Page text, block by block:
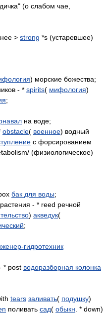
(о слабом чае,
> strong *s (устаревшее)
) морские божества;
- * spirits( мифология)
;
на воде;
obstacle( военное) водный
с форсированием
(физиологическое)
бак для воды;
- * reed речной
) акведук(
;
гидротехник
* post водоразборная колонка
tears заливать( подушку)
поливать сад( обыкн . * down)